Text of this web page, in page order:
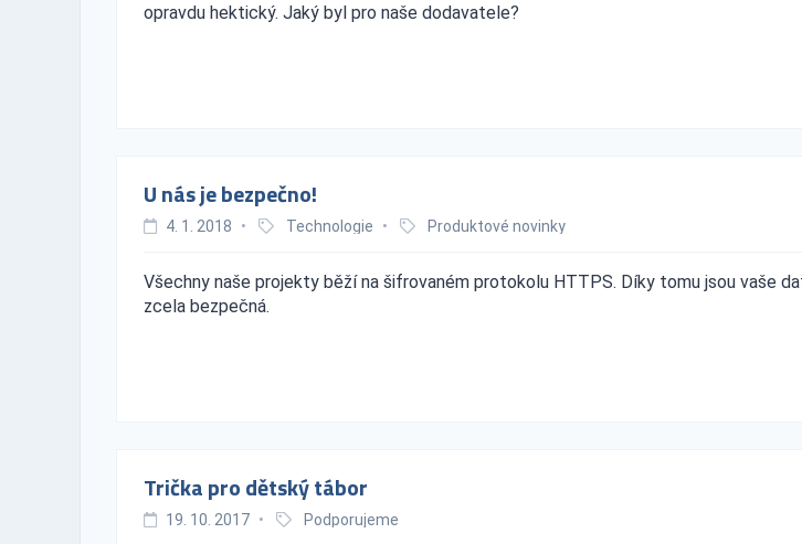
opravdu hektický. Jaký byl pro naše dodavatele?
U nás je bezpečno!
4. 1. 2018 • Technologie • Produktové novinky
Všechny naše projekty běží na šifrovaném protokolu HTTPS. Díky tomu jsou vaše
zcela bezpečná.
Trička pro dětský tábor
19. 10. 2017 • Podporujeme